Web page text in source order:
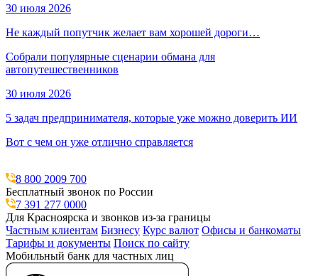
30 июля 2026
Не каждый попутчик желает вам хорошей дороги…
Собрали популярные сценарии обмана для
автопутешественников
30 июля 2026
5 задач предпринимателя, которые уже можно доверить ИИ
Вот с чем он уже отлично справляется
8 800 2009 700
Бесплатный звонок по России
7 391 277 0000
Для Красноярска и звонков из-за границы
Частным клиентам Бизнесу Курс валют Офисы и банкоматы
Тарифы и документы Поиск по сайту
Мобильный банк для частных лиц